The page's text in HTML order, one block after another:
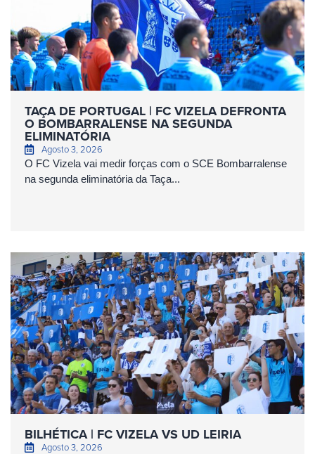
TAÇA DE PORTUGAL | FC VIZELA DEFRONTA
O BOMBARRALENSE NA SEGUNDA
ELIMINATÓRIA
Agosto 3, 2026
O FC Vizela vai medir forças com o SCE Bombarralense
na segunda eliminatória da Taça...
BILHÉTICA | FC VIZELA VS UD LEIRIA
Agosto 3, 2026